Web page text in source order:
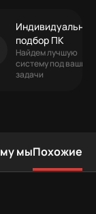
Индивидуальный
подбор ПК
Найдем лучшую
систему под ваши
задачи
мыПохожие